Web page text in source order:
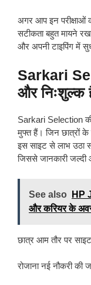
अगर आप इन परीक्षाओं
सटीकता बहुत मायने
और अपनी टाइपिंग में
Sarkari
और निःशुल्क
Sarkari Selection
मुफ्त हैं। जिन छात्रों के
इस साइट से लाभ
जिससे जानकारी जल्दी
See also
HP
और करियर के
छात्र आम तौर पर
रोजाना नई नौकरी की